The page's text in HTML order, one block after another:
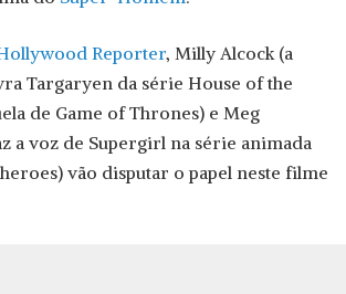
Reporter, Milly Alcock (a
Targaryen da série House of the
de Game of Thrones) e Meg
a voz de Supergirl na série animada
vão disputar o papel neste filme